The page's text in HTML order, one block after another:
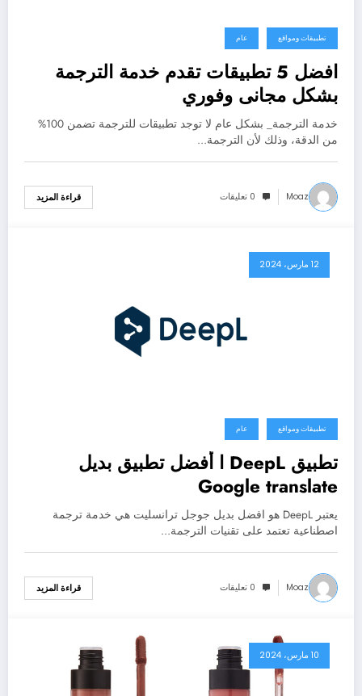
تطبيقات ومواقع عام
افضل 5 تطبيقات تقدم خدمة الترجمة
بشكل مجانى وفوري
خدمة الترجمة_ بشكل عام لا توجد تطبيقات للترجمة تضمن 100%
من الدقة، وذلك لأن الترجمة…
Moaz 0 تعليقات قراءة المزيد
12 مارس، 2024
تطبيقات ومواقع عام
تطبيق DeepL ا أفضل تطبيق بديل
Google translate
يعتبر DeepL هو افضل بديل جوجل ترانسليت هي خدمة ترجمة
اصطناعية تعتمد على تقنيات الترجمة…
Moaz 0 تعليقات قراءة المزيد
10 مارس، 2024